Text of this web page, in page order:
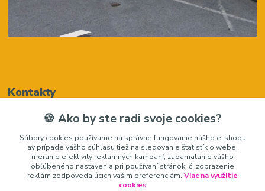
Kontakty
+421948050205
(Po-Pia, 8-16 hod.)
zariadeniedosalonu@gmail.com
🍪 Ako by ste radi svoje cookies?
Súbory cookies používame na správne fungovanie nášho e-shopu
av prípade vášho súhlasu tiež na sledovanie štatistík o webe,
meranie efektivity reklamných kampaní, zapamätanie vášho
obľúbeného nastavenia pri používaní stránok, či zobrazenie
reklám zodpovedajúcich vašim preferenciám. Viac na využitie
cookies